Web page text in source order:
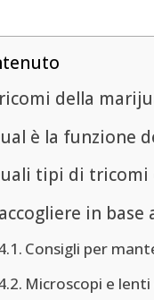
della
è la funzione
tipi di tricomi
in
Consigli per
Microscopi e